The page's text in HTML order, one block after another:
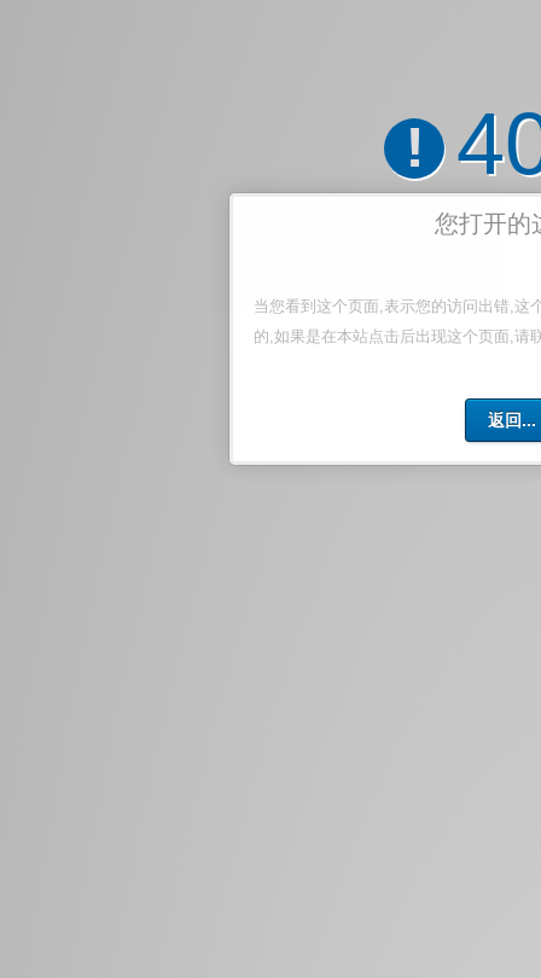
!
您打开的
当您看到这个页面,表示您的访问出错,这
的,如果是在本站点击后出现这个页面,请
返回...